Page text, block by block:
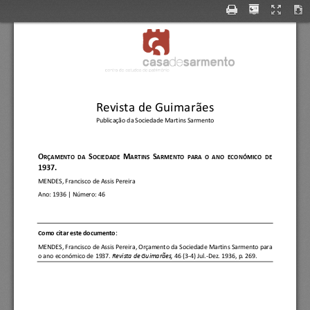
Revista de Guimarães
Publicação da Sociedade Martins Sarmento
O RÇAMENTO  DA S OCIEDADE M ARTINS S ARMENTO  PARA  O  ANO  ECONÓMICO  DE
1937.
MENDES, Francisco de Assis Pereira
MENDES, Francisco de Assis Pereira
,
Orçamento da Sociedade Martins Sarmento para
o ano económico de 1937.Revista de Guimarães, 46 (3- 4) Jul.- Dez. 1936, p. 269.
--I
casa sarmento
de
1-.;
I